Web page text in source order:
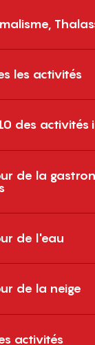
les activités
des activités
de la
de l'eau
de la neige
activités